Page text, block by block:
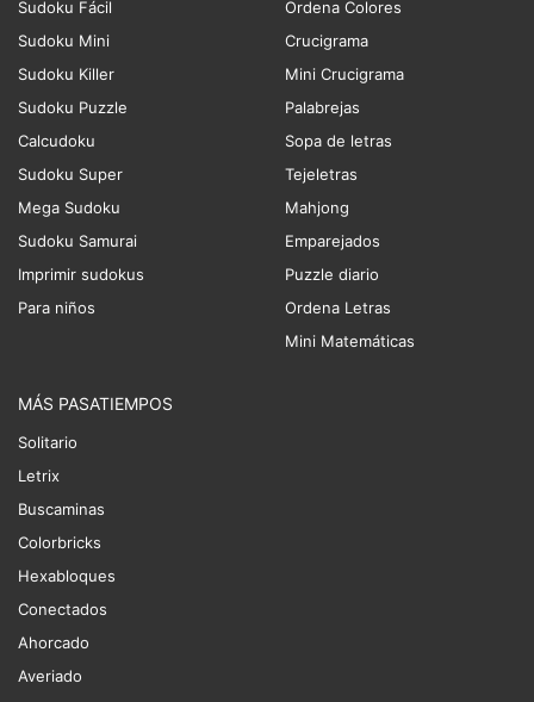
Sudoku Fácil
Sudoku Mini
Sudoku Killer
Sudoku Puzzle
Calcudoku
Sudoku Super
Mega Sudoku
Sudoku Samurai
Imprimir sudokus
Para niños
Ordena Colores
Crucigrama
Mini Crucigrama
Palabrejas
Sopa de letras
Tejeletras
Mahjong
Emparejados
Puzzle diario
Ordena Letras
Mini Matemáticas
MÁS PASATIEMPOS
Solitario
Letrix
Buscaminas
Colorbricks
Hexabloques
Conectados
Ahorcado
Averiado